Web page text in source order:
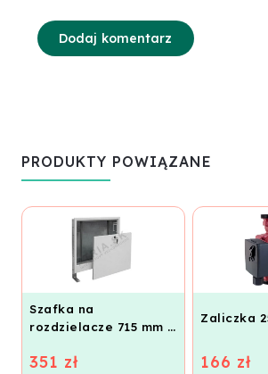
Dodaj komentarz
PRODUKTY POWIĄZANE
Szafka na
rozdzielacze 715 mm -
351 zł
Zaliczka
166 zł